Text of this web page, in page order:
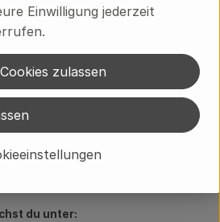
89
du unter:
Einwilligung jederzeit
zulassen